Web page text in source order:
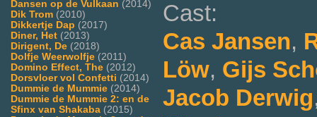
Dansen op de Vulkaan (2014)
Dik Trom (2010)
Dikkertje Dap (2017)
Diner, Het (2013)
Dirigent, De (2018)
Dolfje Weerwolfje (2011)
Domino Effect, The (2012)
Dorsvloer vol Confetti (2014)
Dummie de Mummie (2014)
Dummie de Mummie 2: en de
Sfinx van Shakaba (2015)
Cast:
Cas Jansen,
Löw, Gijs
Jacob Derwig